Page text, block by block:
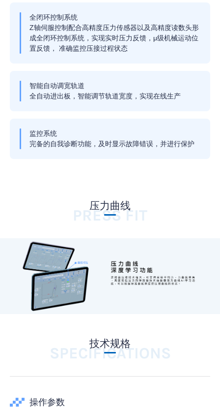
全闭环控制系统
Z轴伺服控制配合高精度压力传感器以及高精度读数头形
成全闭环控制系统，实现实时压力反馈，μ级机械运动位
置反馈， 准确监控压接过程状态
智能自动调宽轨道
全自动进出板，智能调节轨道宽度，实现在线生产
监控系统
完备的自我诊断功能，及时显示故障错误，并进行保护
PRESS FIT
压力曲线
SPECIFICATIONS
技术规格
操作参数